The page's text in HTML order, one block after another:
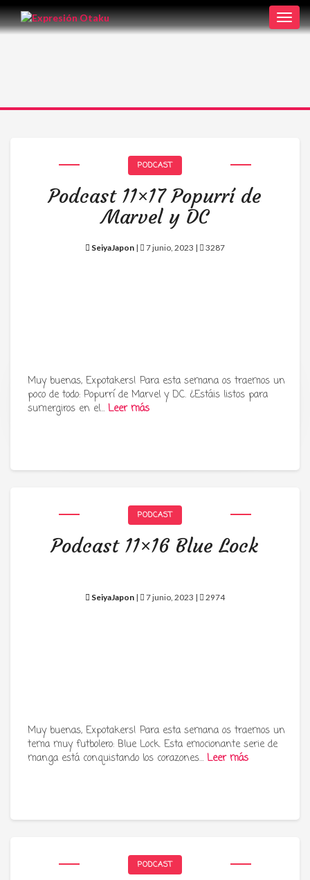
Tu radio y podcast sobre manga,
anime y cultura japonesa ツ
PODCAST
Podcast 11×17 Popurrí de
Marvel y DC
SeiyaJapon | 7 junio, 2023 | 3287
Muy buenas, Expotakers! Para esta semana os traemos un
poco de todo: Popurrí de Marvel y DC. ¿Estáis listos para
sumergiros en el… Leer más
PODCAST
Podcast 11×16 Blue Lock
SeiyaJapon | 7 junio, 2023 | 2974
Muy buenas, Expotakers! Para esta semana os traemos un
tema muy futbolero: Blue Lock. Esta emocionante serie de
manga está conquistando los corazones… Leer más
PODCAST